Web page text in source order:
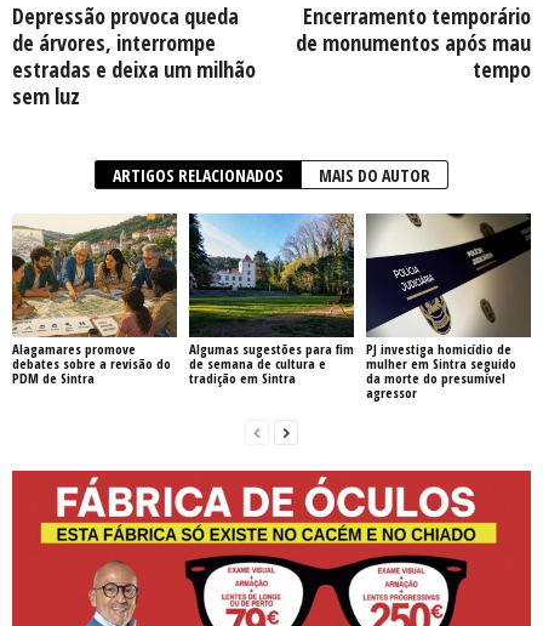
Depressão provoca queda
de árvores, interrompe
estradas e deixa um milhão
sem luz
Encerramento temporário
de monumentos após mau
tempo
ARTIGOS RELACIONADOS MAIS DO AUTOR
Alagamares promove
debates sobre a revisão do
PDM de Sintra
Algumas sugestões para fim
de semana de cultura e
tradição em Sintra
PJ investiga homicídio de
mulher em Sintra seguido
da morte do presumível
agressor